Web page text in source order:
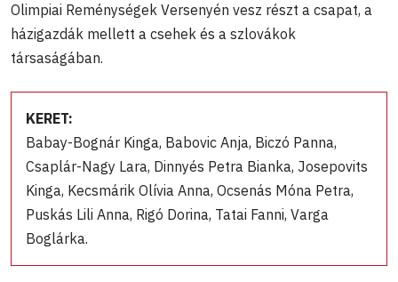
Olimpiai Reménységek Versenyén vesz részt a csapat, a
házigazdák mellett a csehek és a szlovákok
társaságában.
KERET:
Babay-Bognár Kinga, Babovic Anja, Biczó Panna,
Csaplár-Nagy Lara, Dinnyés Petra Bianka, Josepovits
Kinga, Kecsmárik Olívia Anna, Ocsenás Móna Petra,
Puskás Lili Anna, Rigó Dorina, Tatai Fanni, Varga
Boglárka.